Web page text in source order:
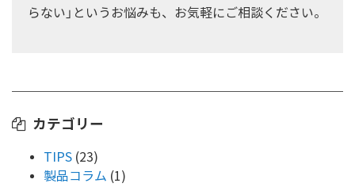
らない」というお悩みも、お気軽にご相談ください。
カテゴリー
TIPS (23)
製品コラム (1)